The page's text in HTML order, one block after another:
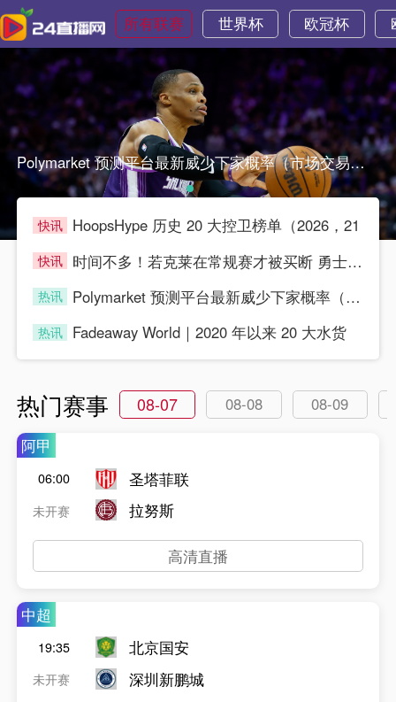
所有联赛 世界杯 欧冠杯
Polymarket 预测平台最新威少下家概率（市场交易预测Polymarket 预测平台最新威少下家概率（市场交易预测
快讯
HoopsHype 历史 20 大控卫榜单（2026，21
快讯
时间不多！若克莱在常规赛才被买断 勇士就无法签他
热讯
Polymarket 预测平台最新威少下家概率（市场交易预测
热讯
Fadeaway World｜2020 年以来 20 大水货
热门赛事 08-07 08-08
08-09
阿甲
06:00
未开赛
圣塔菲联
拉努斯
高清直播
中超
19:35
未开赛
北京国安
深圳新鹏城